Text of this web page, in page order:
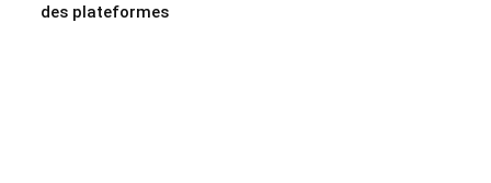
des plateformes